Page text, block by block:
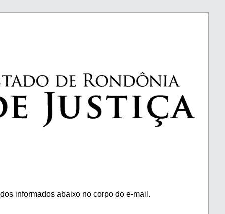
informados abaixo no corpo do e-mail.